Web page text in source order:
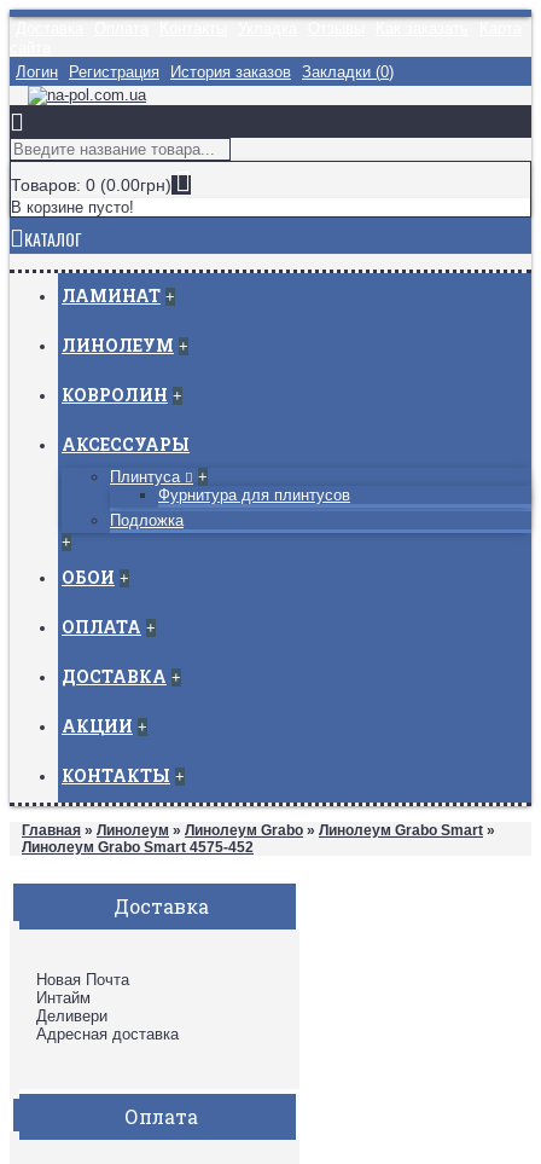
Логин
Регистрация История заказов Закладки (0)
Товаров: 0 (0.00грн)
В корзине пусто!
КАТАЛОГ
ЛАМИНАТ +
ЛИНОЛЕУМ +
КОВРОЛИН +
АКСЕССУАРЫ
Плинтуса
+
Фурнитура для плинтусов
Подложка
+
ОБОИ +
ОПЛАТА +
ДОСТАВКА +
АКЦИИ +
КОНТАКТЫ +
Главная » Линолеум » Линолеум Grabo » Линолеум Grabo Smart »
Линолеум Grabo Smart 4575-452
Доставка
Новая Почта
Интайм
Деливери
Адресная доставка
Оплата